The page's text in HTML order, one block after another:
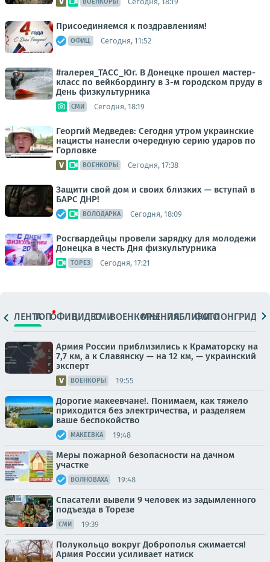
Присоединяемся к поздравлениям!
ОФИЦ. Сегодня, 11:52
#галерея_ТАСС_Юг. В Донецке прошел мастер-
класс по вейкбордингу в 3-м городском пруду в
День физкультурника
СМИ Сегодня, 18:19
Георгий Медведев: Сегодня утром украинские
нацисты нанесли очередную серию ударов по
Горловке
ВОЕНКОРЫ Сегодня, 17:38
Защити свой дом и своих близких — вступай в
БАРС ДНР!
ВОЛОДАРКА Сегодня, 18:09
Росгвардейцы провели зарядку для молодежи
Донецка в честь Дня физкультурника
ТОРЕЗ Сегодня, 17:21
ЛЕНТАТОПОФИЦ.ВИДЕОСМИВОЕНКОРЫМНЕНИЯПАБЛИКИ
ФОТОЛОНГРИДЫ
Армия России приблизились к Краматорску на
7,7 км, а к Славянску — на 12 км, — украинский
эксперт
ВОЕНКОРЫ 19:55
Дорогие макеевчане!. Понимаем, как тяжело
приходится без электричества, и разделяем
ваше беспокойство
МАКЕЕВКА 19:48
Меры пожарной безопасности на дачном
участке
ВОЛНОВАХА 19:48
Спасатели вывели 9 человек из задымленного
подъезда в Торезе
СМИ 19:39
Полукольцо вокруг Доброполья сжимается!
Армия России усиливает натиск